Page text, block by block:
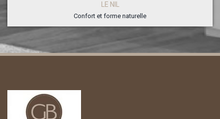
LE NIL
Confort et forme naturelle